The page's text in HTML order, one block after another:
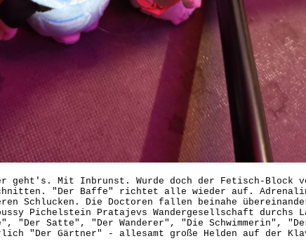
geht's. Mit Inbrunst. Wurde doch der Fetisch-Block
"Der Baffe" richtet alle wieder auf.
Schlucken. Die Doctoren fallen beinahe
Pichelstein Pratajevs Wandergesellschaft durchs
"Der Satte", "Der Wanderer", "Die Schwimmerin",
"Der Gärtner" - allesamt große Helden auf der